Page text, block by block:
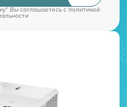
Вы соглашаетесь cполитикой